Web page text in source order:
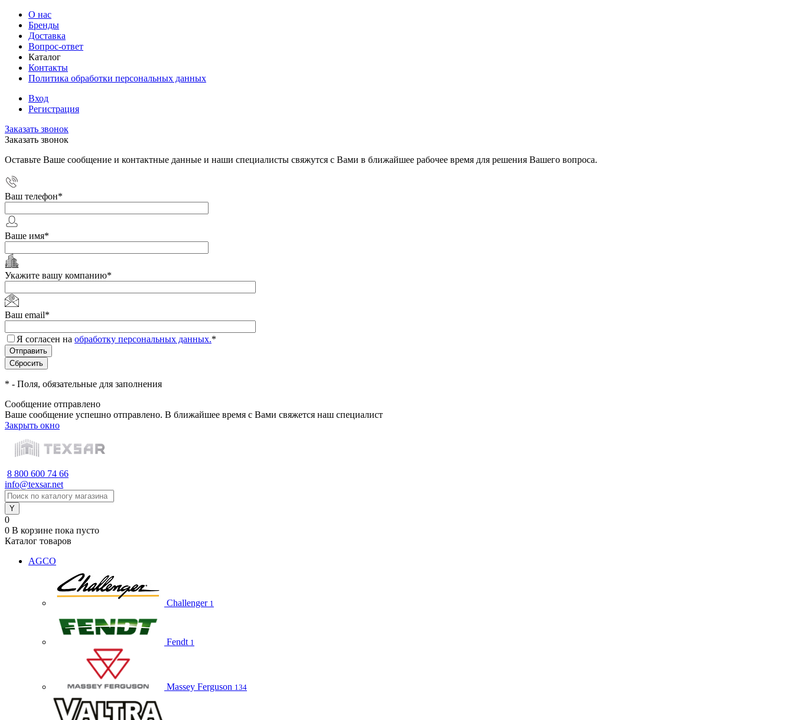
О нас
Бренды
Доставка
Вопрос-ответ
Каталог
Контакты
Политика обработки персональных данных
Вход
Регистрация
Заказать звонок
Заказать звонок
Оставьте Ваше сообщение и контактные данные и наши специалисты свяжутся с Вами в ближайшее рабочее время для решения Вашего вопроса.
Ваш телефон*
Ваше имя*
Укажите вашу компанию*
Ваш email*
Я согласен на обработку персональных данных.*
* - Поля, обязательные для заполнения
Сообщение отправлено
Ваше сообщение успешно отправлено. В ближайшее время с Вами свяжется наш специалист
Закрыть окно
8 800 600 74 66
info@texsar.net
0
0 В корзине пока пусто
Каталог товаров
AGCO
Challenger 1
Fendt 1
Massey Ferguson 134